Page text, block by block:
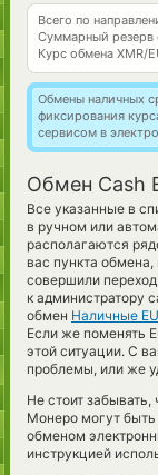
Всего по
Суммарный резерв
Курс обмена XMR/
Обмены наличных
фиксирования
сервисом в
Обмен Cash
Все указанные в
в ручном или
располагаются
вас пункта
совершили
к администратору
обмен Наличные
Если же поменять
этой ситуации. С
проблемы, или же
Не стоит
Монеро могут быть
обменом
инструкцией